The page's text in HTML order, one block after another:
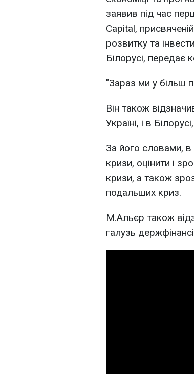
заявив під час
Capital,
розвитку та
Білорусі, передає
"Зараз ми у більш
Він також
Україні, і в Білорусі,
За його словами, в
кризи, оцінити і
кризи, а також
подальших криз.
М.Альєр також
галузь